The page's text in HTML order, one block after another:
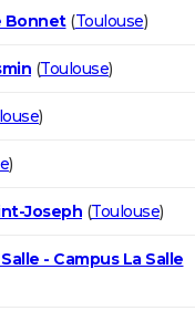
Bonnet(Toulouse)
(Toulouse)
)
)
Joseph (Toulouse)
- Campus La Salle